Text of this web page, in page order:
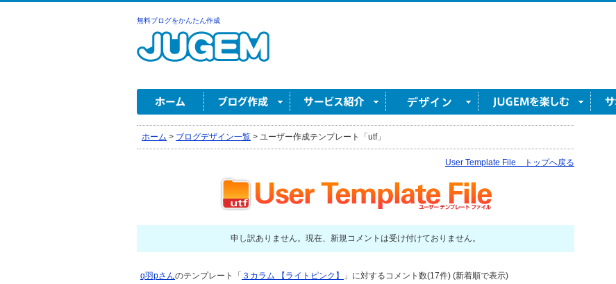
無料ブログをかんたん作成
ホーム > ブログデザイン一覧 > ユーザー作成テンプレート「utf」
User Template File トップへ戻る
申し訳ありません。現在、新規コメントは受け付けておりません。
q羽pさんのテンプレート「 ３カラム 【ライトピンク】 」に対するコメント数(17件) (新着順で表示)